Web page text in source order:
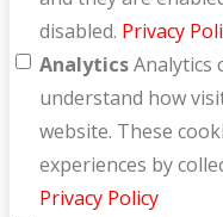
disabled. Privacy
AnalyticsAnalytics
understand how
website. These
experiences by
Privacy Policy